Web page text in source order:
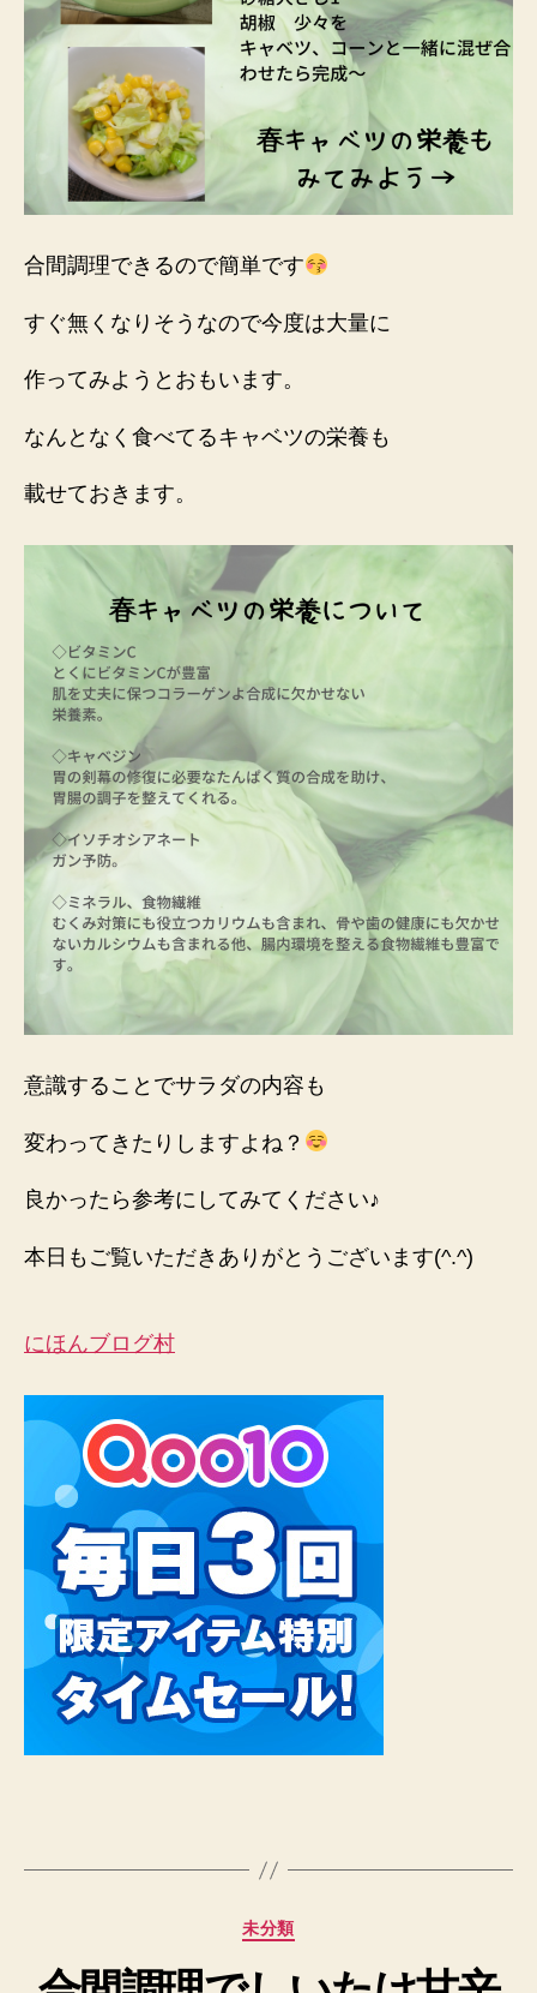
合間調理できるので簡単です
すぐ無くなりそうなので今度は大量に
作ってみようとおもいます。
なんとなく食べてるキャベツの栄養も
載せておきます。
意識することでサラダの内容も
変わってきたりしますよね？
良かったら参考にしてみてください♪
本日もご覧いただきありがとうございます(^.^)
にほんブログ村
カ
未分類